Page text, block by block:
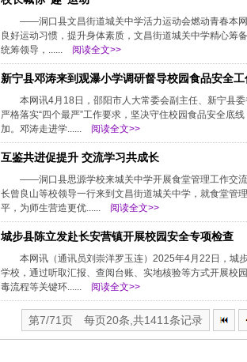
——洞口县文昌街道城关中学活力运动会燃动青春本
良好运动习惯，提升身体素质，文昌街道城关中学精心
统筹领导，......
阅读全文>>
新宁县邓涛来到观瀑小学调研督导校园食品安全工
本网讯4月18日，邵阳市人大常委会副主任、新宁县
严格落实“四个最严”工作要求，坚决守住校园食品安全底
加。邓涛走进学......
阅读全文>>
互鉴共进促提升 交流学习共成长
——洞口县思源学校来城关中学开展食堂管理工作交
长曾良山等校领导一行来到文昌街道城关中学，就食堂管
平，为师生营造更优......
阅读全文>>
城步县陈立发赴长安营镇开展校园安全专项检查
本网讯（通讯员刘崇洋罗玉连）2025年4月22日，城
学校，通过听取汇报、查阅台账、实地核验等方式开展校
毒流程等关键环......
阅读全文>>
第7/71页 每页20条,共1411条记录